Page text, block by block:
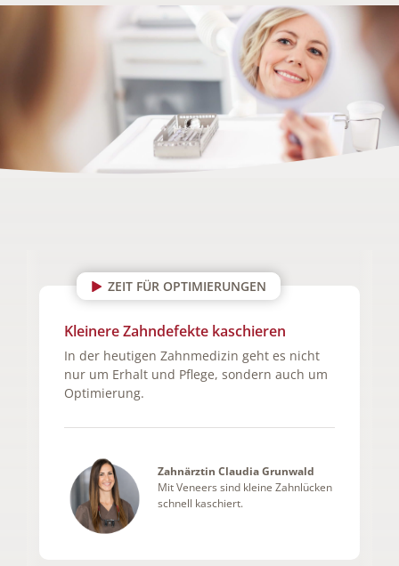
ZEIT FÜR OPTIMIERUNGEN
Kleinere Zahndefekte kaschieren
In der heutigen Zahnmedizin geht es nicht
nur um Erhalt und Pflege, sondern auch um
Optimierung.
Zahnärztin Claudia Grunwald
Mit Veneers sind kleine Zahnlücken
schnell kaschiert.